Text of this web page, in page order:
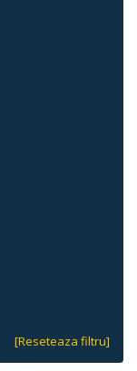
[Reseteaza filtru]